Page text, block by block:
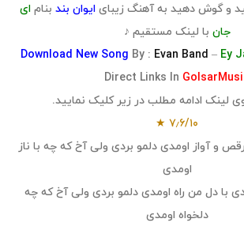
و گوش دهید به آهنگ زیبای ایوان بند بنامای
جان با لینک مستقیم ♪
Download New Song By : Evan Band – Ey
Direct Links In
لینک ادامه مطلب در زیر کلیک نمایید.
۷٫۶/۱۰
★
و آواز اومدی دلمو بردی ولی آخ که چه با ناز
اومدی
با دل من راه اومدی دلمو بردی ولی آخ که چه
دلخواه اومدی